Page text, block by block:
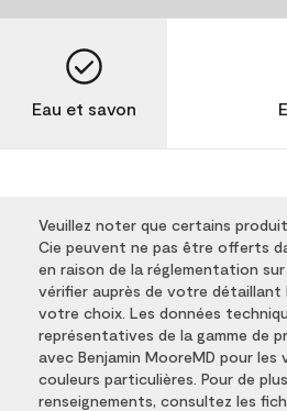
Eau et savon
Veuillez noter que certains
Cie peuvent ne pas être offerts
en raison de la réglementation sur
vérifier auprès de votre
votre choix. Les données
représentatives de la gamme de
avec Benjamin MooreMD pour les
couleurs particulières. Pour de
renseignements, consultez les